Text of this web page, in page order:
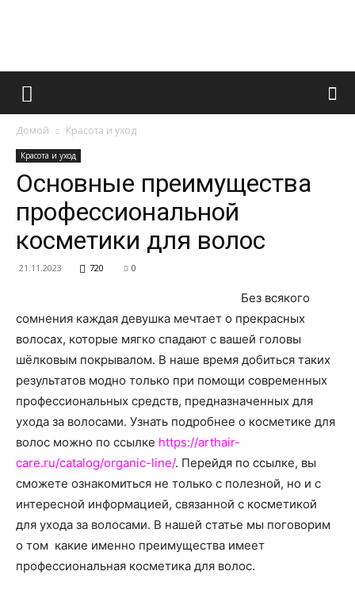
Французский
и
о
нем
Домой Красота и уход
Красота и уход
Основные преимущества
профессиональной
косметики для волос
21.11.2023 720 0
Без всякого
сомнения каждая девушка мечтает о прекрасных
волосах, которые мягко спадают с вашей головы
шёлковым покрывалом. В наше время добиться таких
результатов модно только при помощи современных
профессиональных средств, предназначенных для
ухода за волосами. Узнать подробнее о косметике для
волос можно по ссылке https://arthair-
care.ru/catalog/organic-line/. Перейдя по ссылке, вы
сможете ознакомиться не только с полезной, но и с
интересной информацией, связанной с косметикой
для ухода за волосами. В нашей статье мы поговорим
о том какие именно преимущества имеет
профессиональная косметика для волос.